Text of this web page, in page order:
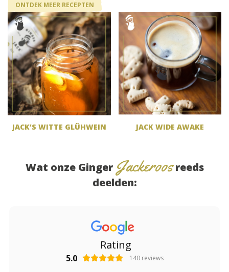
ONTDEK MEER RECEPTEN
JACK’S WITTE GLÜHWEIN JACK WIDE AWAKE
Wat onze Ginger Jackeroosreeds
deelden:
Rating
5.0 140 reviews